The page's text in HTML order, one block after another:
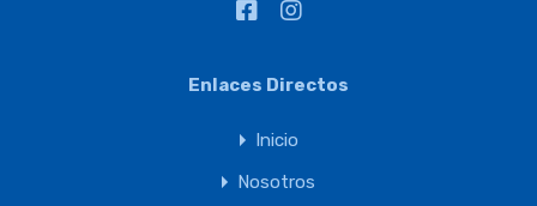
Enlaces Directos
Inicio
Nosotros